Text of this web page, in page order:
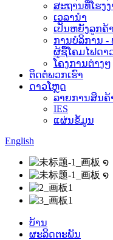
ສະຖານທີ່ໂຮງງ
ເວລານຳ
ເປັນຫຍັງລູກຄ້
ການບໍລິການ -
ຜູ້ຊື້ໂຄມໄຟດາ
ໂຄງການຕ່າງໆ
ຕິດຕໍ່ພວກເຮົາ
ດາວໂຫຼດ
ລາຍການສິນຄ້
IES
ແຜ່ນຂໍ້ມູນ
English
ບ້ານ
ຜະລິດຕະພັນ